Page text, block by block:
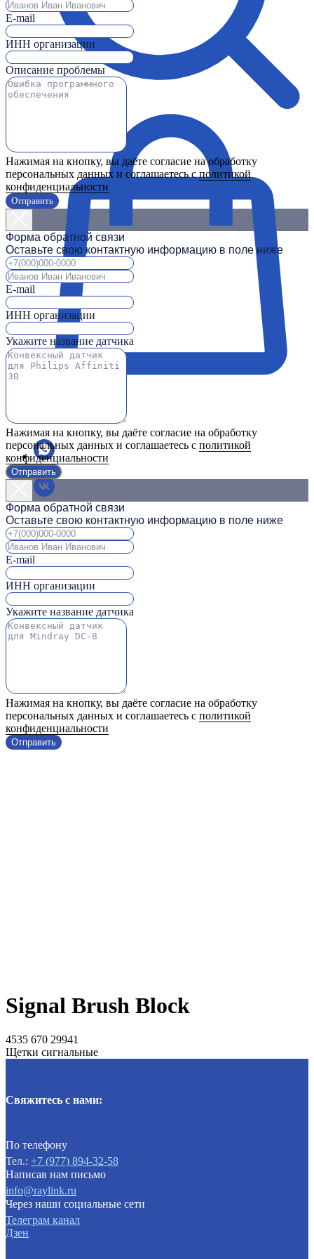
E-mail
ИНН организации
Описание проблемы
Нажимая на кнопку, вы даёте согласие на обработку
персональных данных и соглашаетесь сполитикой
конфиденциальности
Отправить
Форма обратной связи
Оставьте свою контактную информацию в поле ниже
E-mail
ИНН организации
Укажите название датчика
Нажимая на кнопку, вы даёте согласие на обработку
персональных данных и соглашаетесь с политикой
конфиденциальности
Отправить
Форма обратной связи
Оставьте свою контактную информацию в поле ниже
E-mail
ИНН организации
Укажите название датчика
Нажимая на кнопку, вы даёте согласие на обработку
персональных данных и соглашаетесь с политикой
конфиденциальности
Отправить
Signal Brush Block
4535 670 29941
Щетки сигнальные
Свяжитесь с нами:
По телефону
Тел.: +7 (977) 894-32-58
Написав нам письмо
info@raylink.ru
Через наши социальные сети
Телеграм канал
Дзен